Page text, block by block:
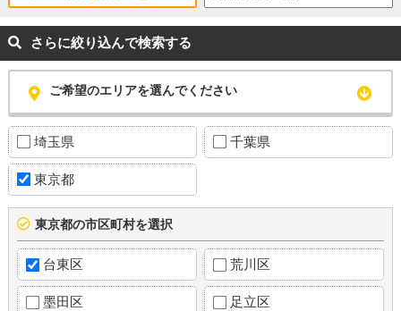
さらに絞り込んで検索する
ご希望のエリアを選んでください
埼玉県 千葉県
東京都
東京都の市区町村を選択
台東区 荒川区
墨田区 足立区